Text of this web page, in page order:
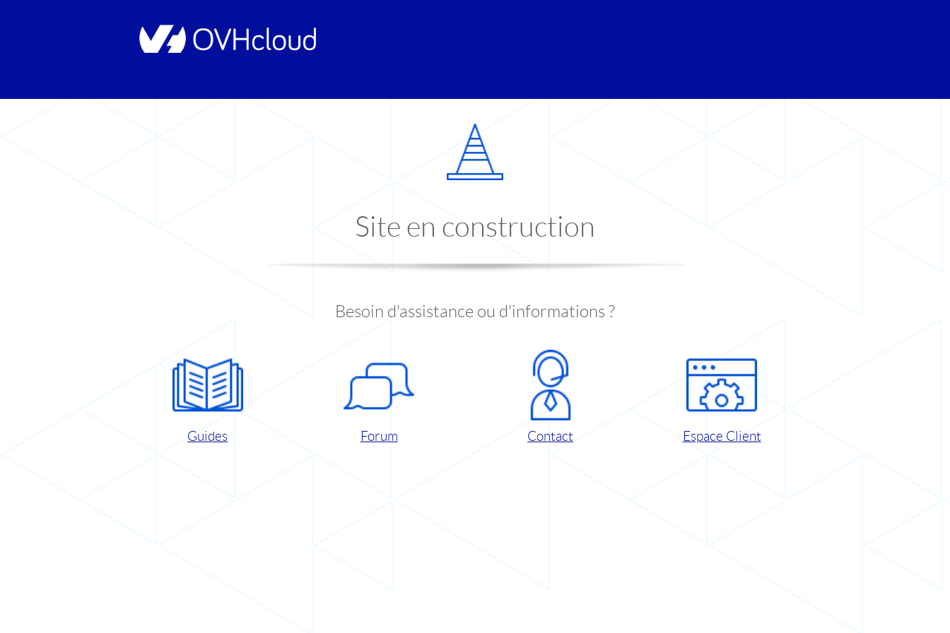
Site en construction
Besoin d'assistance ou d'informations ?
Guides Forum Contact Espace Client